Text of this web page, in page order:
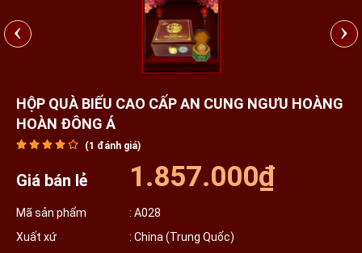
‹ ›
HỘP QUÀ BIẾU CAO CẤP AN CUNG NGƯU HOÀNG
HOÀN ĐÔNG Á
(1 đánh giá)
Giá bán lẻ 1.857.000₫
Mã sản phẩm
: A028
Xuất xứ
: China (Trung Quốc)